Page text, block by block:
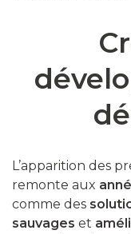
L’apparition des
remonte aux
comme des
sauvages et